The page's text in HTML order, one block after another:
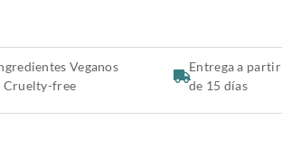
Veganos
Cruelty-free
Entrega a partir
de 15 días